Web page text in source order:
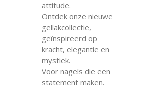
attitude.
Ontdek onze nieuwe
gellakcollectie,
geïnspireerd op
kracht, elegantie en
mystiek.
Voor nagels die een
statement maken.